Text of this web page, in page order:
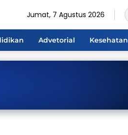
Jumat, 7 Agustus 2026
Advetorial Kesehatan